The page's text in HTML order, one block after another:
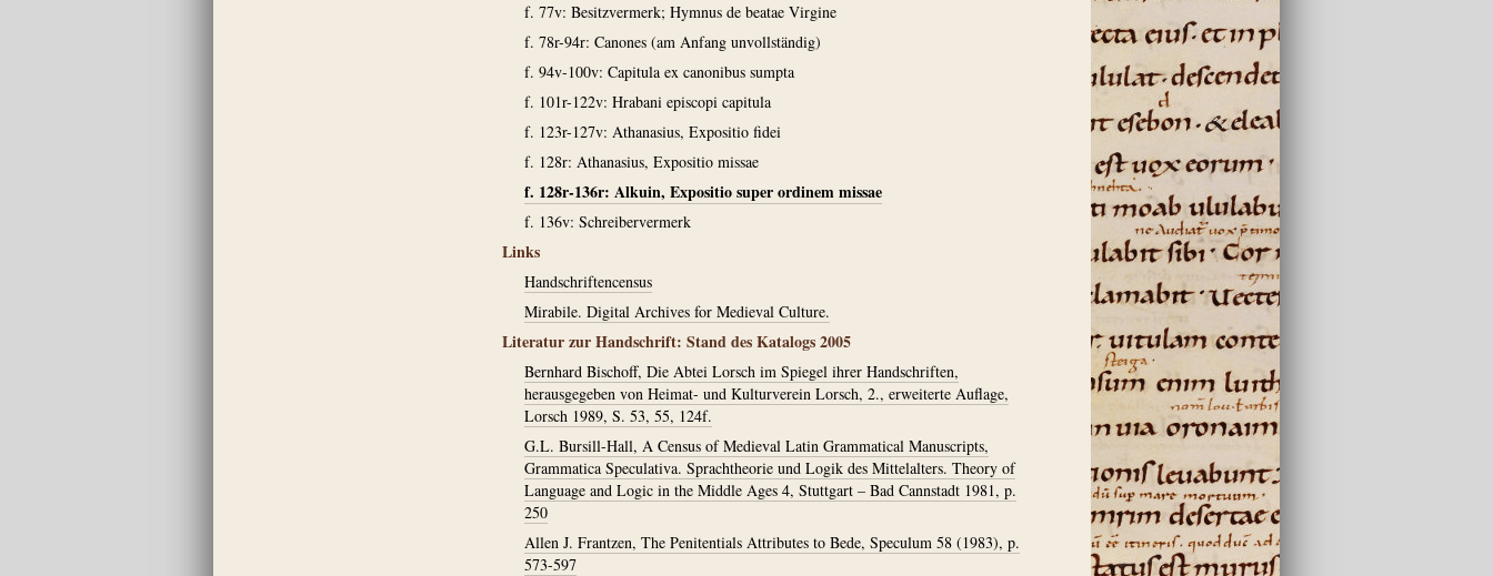
f. 77v: Besitzvermerk; Hymnus de beatae Virgine
f. 78r-94r: Canones (am Anfang unvollständig)
f. 94v-100v: Capitula ex canonibus sumpta
f. 101r-122v: Hrabani episcopi capitula
f. 123r-127v: Athanasius, Expositio fidei
f. 128r: Athanasius, Expositio missae
f. 128r-136r: Alkuin, Expositio super ordinem missae
f. 136v: Schreibervermerk
Links
Handschriftencensus
Mirabile. Digital Archives for Medieval Culture.
Literatur zur Handschrift: Stand des Katalogs 2005
Bernhard Bischoff, Die Abtei Lorsch im Spiegel ihrer Handschriften,
herausgegeben von Heimat- und Kulturverein Lorsch, 2., erweiterte Auflage,
Lorsch 1989, S. 53, 55, 124f.
G.L. Bursill-Hall, A Census of Medieval Latin Grammatical Manuscripts,
Grammatica Speculativa. Sprachtheorie und Logik des Mittelalters. Theory of
Language and Logic in the Middle Ages 4, Stuttgart – Bad Cannstadt 1981, p.
250
Allen J. Frantzen, The Penitentials Attributes to Bede, Speculum 58 (1983), p.
573-597